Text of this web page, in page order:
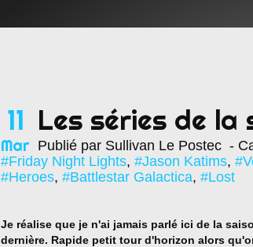
11
Mar
Les séries de la
Publié par Sullivan Le Postec -
#Friday Night Lights, #Jason Katims,
#Heroes, #Battlestar Galactica, #Lost
Je réalise que je n'ai jamais parlé ici de la
dernière. Rapide petit tour d'horizon alors